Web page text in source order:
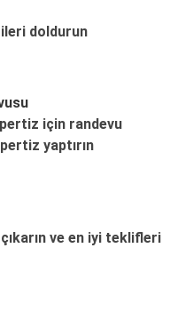
doldurun
için randevu
yaptırın
çıkarın ve en iyi teklifleri